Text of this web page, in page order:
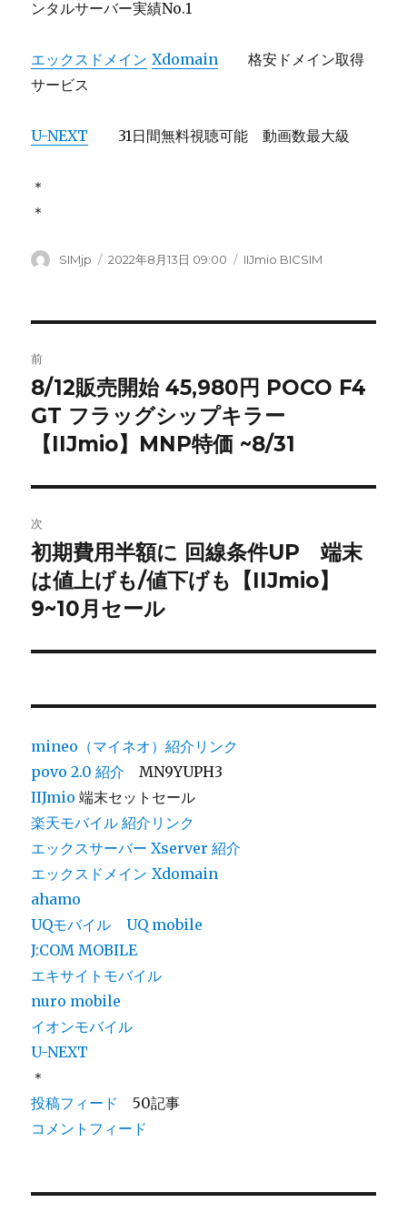
ンタルサーバー実績No.1
エックスドメイン Xdomain 格安ドメイン取得
サービス
U-NEXT 31日間無料視聴可能 動画数最大級
＊
＊
投
SIMjp
投
2022年8月13日 09:00
カ
IIJmio BICSIM
稿
ナ
ビ
ゲ
ー
シ
ョ
ン
前
前
の
投
8/12販売開始 45,980円 POCO F4
GT フラッグシップキラー
【IIJmio】MNP特価 ~8/31
次
次
の
投
初期費用半額に 回線条件UP 端末
は値上げも/値下げも【IIJmio】
9~10月セール
mineo（マイネオ）紹介リンク
povo 2.0 紹介 MN9YUPH3
IIJmio 端末セットセール
楽天モバイル 紹介リンク
エックスサーバー Xserver 紹介
エックスドメイン Xdomain
ahamo
UQモバイル
UQ mobile
J:COM MOBILE
エキサイトモバイル
nuro mobile
イオンモバイル
U-NEXT
＊
投稿フィード
50記事
コメントフィード